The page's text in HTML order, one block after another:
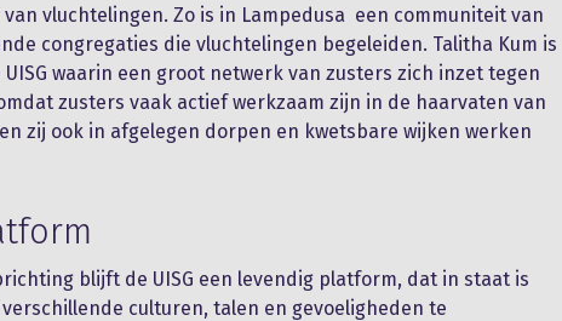
vluchtelingen. Zo is in Lampedusa een communiteit van
congregaties die vluchtelingen begeleiden. Talitha Kum is
waarin een groot netwerk van zusters zich inzet tegen
zusters vaak actief werkzaam zijn in de haarvaten van
zij ook in afgelegen dorpen en kwetsbare wijken werken
blijft de UISG een levendig platform, dat in staat is
culturen, talen en gevoeligheden te